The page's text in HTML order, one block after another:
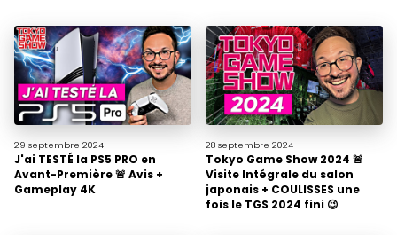
29 septembre 2024
J'ai TESTÉ la PS5 PRO en
Avant-Première 🚨 Avis +
Gameplay 4K
28 septembre 2024
Tokyo Game Show 2024 🚨
Visite Intégrale du salon
japonais + COULISSES une
fois le TGS 2024 fini 😉